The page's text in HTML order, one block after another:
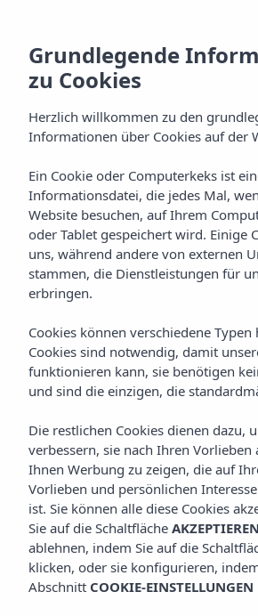
Alles Inklusive
Hotel Vibra Riviera
Ibiza
Bahía De San Antonio
Alles Inklusive
Alles Inklusive
Vibra Riviera Apartments
Grundlegende
zu Cookies
Herzlich willkommen zu den
Informationen über Cookies auf der
Ein Cookie oder Computerkeks ist
Informationsdatei, die jedes Mal,
Website besuchen, auf Ihrem
oder Tablet gespeichert wird. Einige
uns, während andere von externen
stammen, die Dienstleistungen für
erbringen.
Cookies können verschiedene Typen
Cookies sind notwendig, damit
funktionieren kann, sie benötigen
und sind die einzigen, die
Die restlichen Cookies dienen dazu,
verbessern, sie nach Ihren Vorlieben
Ihnen Werbung zu zeigen, die auf
Vorlieben und persönlichen
ist. Sie können alle diese Cookies
Sie auf die Schaltfläche AKZEPTIEREN
ablehnen, indem Sie auf die
klicken, oder sie konfigurieren,
Abschnitt COOKIE-EINSTELLUNGEN